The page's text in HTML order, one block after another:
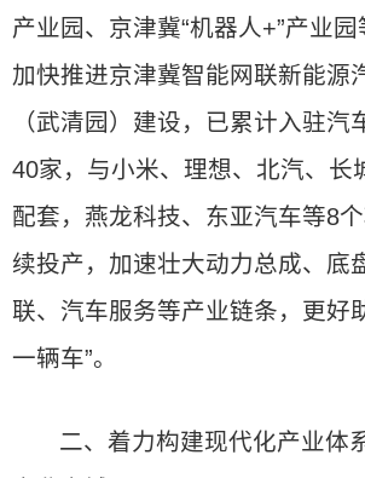
产业园、京津冀“机器人+”产业
加快推进京津冀智能网联新能源
（武清园）建设，已累计入驻汽
40家，与小米、理想、北汽、长
配套，燕龙科技、东亚汽车等8
续投产，加速壮大动力总成、底
联、汽车服务等产业链条，更好
一辆车”。
二、着力构建现代化产业体